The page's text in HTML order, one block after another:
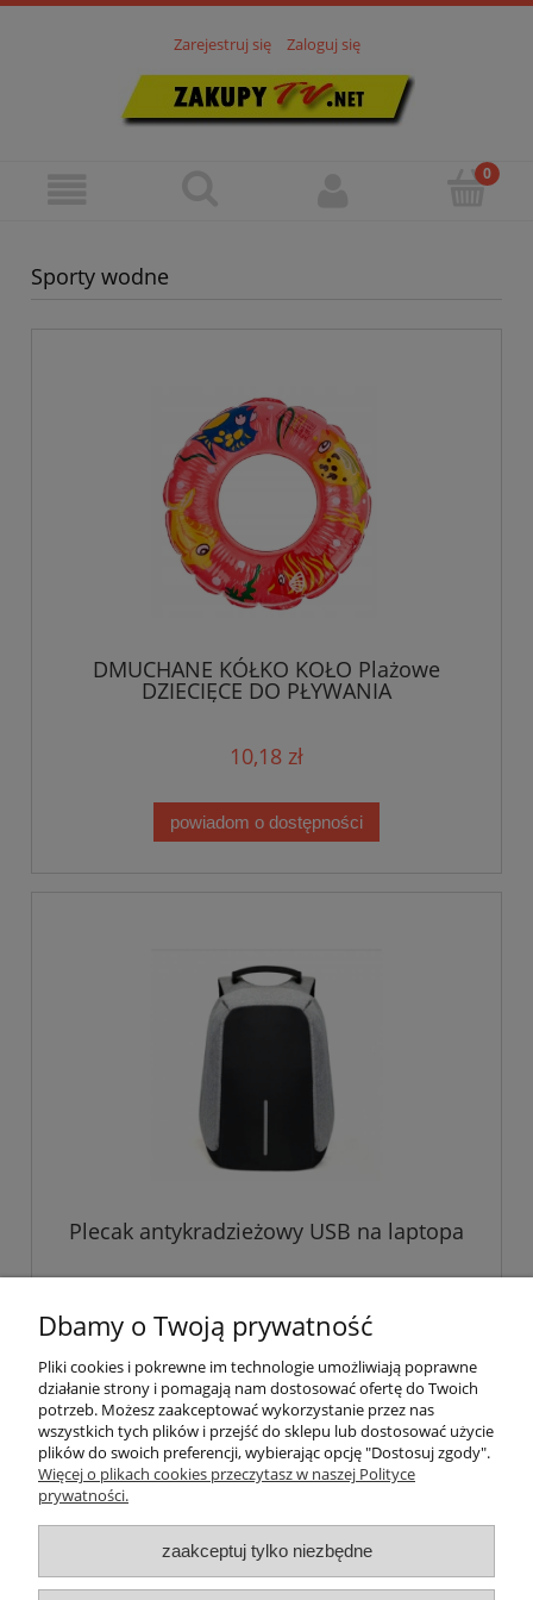
Zarejestruj się Zaloguj się
Sporty wodne
DMUCHANE KÓŁKO KOŁO Plażowe
DZIECIĘCE DO PŁYWANIA
10,18 zł
powiadom o dostępności
Plecak antykradzieżowy USB na laptopa
41,90 zł
powiadom o dostępności
Pomoc
Moje konto
Dbamy o Twoją prywatność
Pliki cookies i pokrewne im technologie umożliwiają poprawne
działanie strony i pomagają nam dostosować ofertę do Twoich
potrzeb. Możesz zaakceptować wykorzystanie przez nas
wszystkich tych plików i przejść do sklepu lub dostosować użycie
plików do swoich preferencji, wybierając opcję "Dostosuj zgody".
Więcej o plikach cookies przeczytasz w naszej Polityce
prywatności.
zaakceptuj tylko niezbędne